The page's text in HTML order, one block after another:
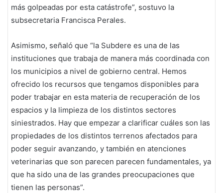
más golpeadas por esta catástrofe”, sostuvo la
subsecretaria Francisca Perales.
Asimismo, señaló que “la Subdere es una de las
instituciones que trabaja de manera más coordinada con
los municipios a nivel de gobierno central. Hemos
ofrecido los recursos que tengamos disponibles para
poder trabajar en esta materia de recuperación de los
espacios y la limpieza de los distintos sectores
siniestrados. Hay que empezar a clarificar cuáles son las
propiedades de los distintos terrenos afectados para
poder seguir avanzando, y también en atenciones
veterinarias que son parecen parecen fundamentales, ya
que ha sido una de las grandes preocupaciones que
tienen las personas”.